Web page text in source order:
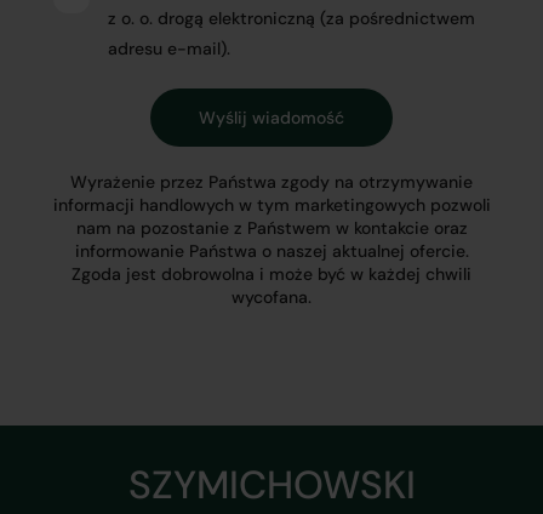
z o. o. drogą elektroniczną (za pośrednictwem
adresu e-mail).
Wyrażenie przez Państwa zgody na otrzymywanie
informacji handlowych w tym marketingowych pozwoli
nam na pozostanie z Państwem w kontakcie oraz
informowanie Państwa o naszej aktualnej ofercie.
Zgoda jest dobrowolna i może być w każdej chwili
wycofana.
SZYMICHOWSKI